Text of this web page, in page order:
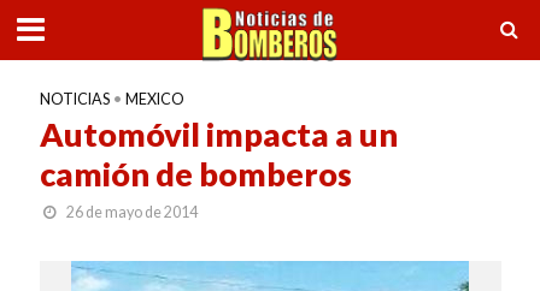
NOTICIAS • MEXICO
Automóvil impacta a un
camión de bomberos
26 de mayo de 2014